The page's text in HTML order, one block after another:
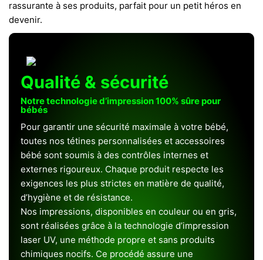
rassurante à ses produits, parfait pour un petit héros en
devenir.
Qualité & sécurité
Notre technologie d’impression 100% sûre pour
bébés
Pour garantir une sécurité maximale à votre bébé,
toutes nos tétines personnalisées et accessoires
bébé sont soumis à des contrôles internes et
externes rigoureux. Chaque produit respecte les
exigences les plus strictes en matière de qualité,
d’hygiène et de résistance.
Nos impressions, disponibles en couleur ou en gris,
sont réalisées grâce à la technologie d’impression
laser UV, une méthode propre et sans produits
chimiques nocifs. Ce procédé assure une